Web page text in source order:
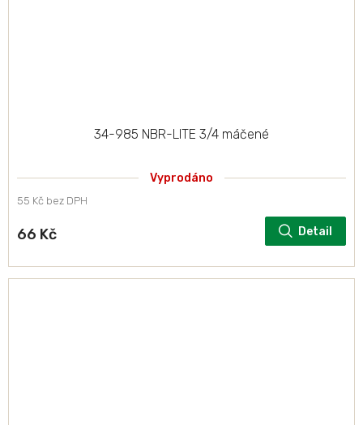
34-985 NBR-LITE 3/4 máčené
Vyprodáno
55 Kč bez DPH
66 Kč Detail